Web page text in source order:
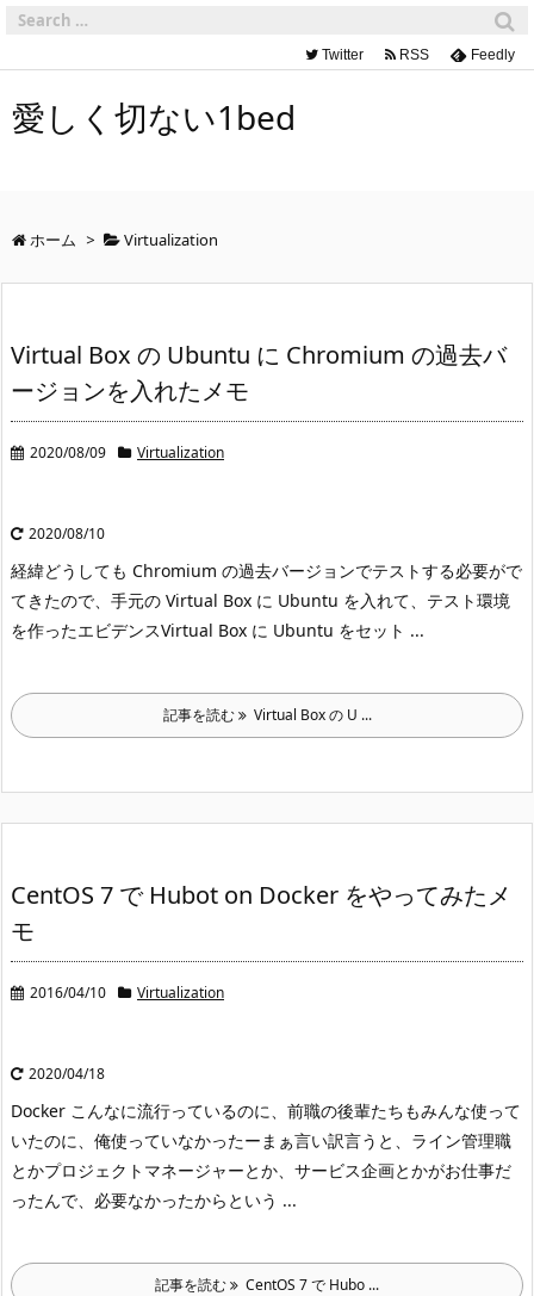
Twitter RSS Feedly
愛しく切ない1bed
ホーム > Virtualization
Virtual Box の Ubuntu に Chromium の過去バ
ージョンを入れたメモ
2020/08/09 Virtualization
2020/08/10
経緯どうしても Chromium の過去バージョンでテストする必要がで
てきたので、手元の Virtual Box に Ubuntu を入れて、テスト環境
を作ったエビデンスVirtual Box に Ubuntu をセット ...
記事を読む Virtual Box の U ...
CentOS 7 で Hubot on Docker をやってみたメ
モ
2016/04/10 Virtualization
2020/04/18
Docker こんなに流行っているのに、前職の後輩たちもみんな使って
いたのに、俺使っていなかったーまぁ言い訳言うと、ライン管理職
とかプロジェクトマネージャーとか、サービス企画とかがお仕事だ
ったんで、必要なかったからという ...
記事を読む CentOS 7 で Hubo ...